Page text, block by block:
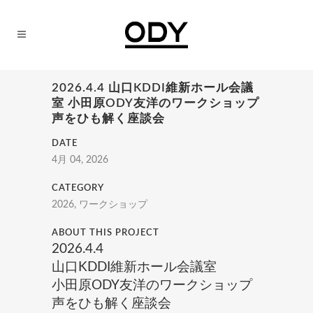
2026.4.4 山口KDDI維新ホール会議
室 小田原ODY友洋のワークショップ
声をひも解く座談会
DATE
4月 04, 2026
CATEGORY
2026, ワークショップ
ABOUT THIS PROJECT
2026.4.4
山口KDDI維新ホール会議室
小田原ODY友洋のワークショップ
声をひも解く座談会